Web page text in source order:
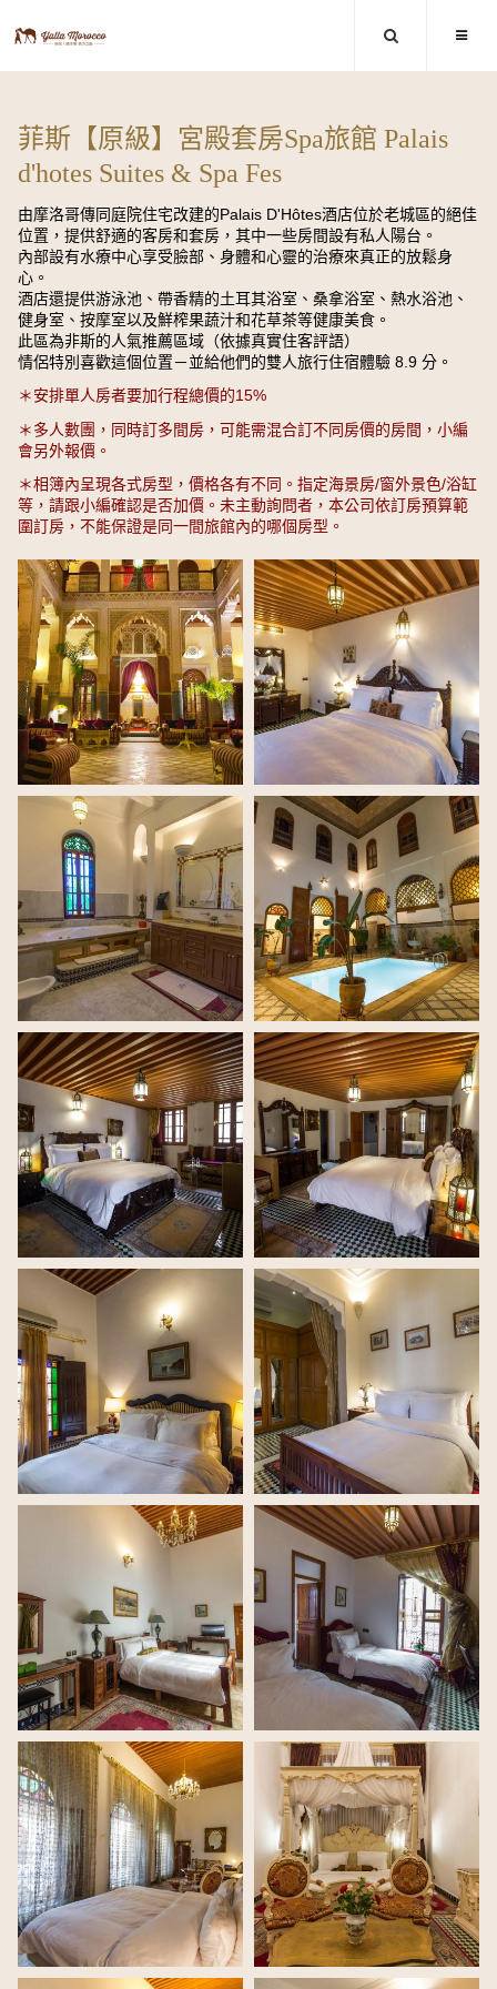
菲斯【原級】宮殿套房Spa旅館 Palais
d'hotes Suites & Spa Fes
由摩洛哥傳同庭院住宅改建的Palais D'Hôtes酒店位於老城區的絕佳
位置，提供舒適的客房和套房，其中一些房間設有私人陽台。
內部設有水療中心享受臉部、身體和心靈的治療來真正的放鬆身
心。
酒店還提供游泳池、帶香精的土耳其浴室、桑拿浴室、熱水浴池、
健身室、按摩室以及鮮榨果蔬汁和花草茶等健康美食。
此區為非斯的人氣推薦區域（依據真實住客評語）
情侶特別喜歡這個位置－並給他們的雙人旅行住宿體驗 8.9 分。
＊安排單人房者要加行程總價的15%
＊多人數團，同時訂多間房，可能需混合訂不同房價的房間，小編
會另外報價。
＊相簿內呈現各式房型，價格各有不同。指定海景房/窗外景色/浴缸
等，請跟小編確認是否加價。未主動詢問者，本公司依訂房預算範
圍訂房，不能保證是同一間旅館內的哪個房型。